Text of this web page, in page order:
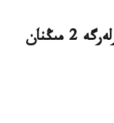
قازاقستاندىق ج و و- لار تالاپكەرلەرگە 2 مىڭنان